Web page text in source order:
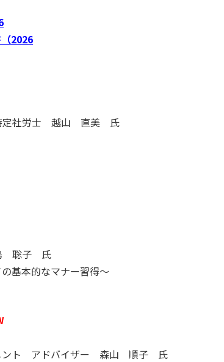
2026
定社労士 越山 直美 氏
聡子 氏
基本的なマナー習得～
ント アドバイザー 森山 順子 氏